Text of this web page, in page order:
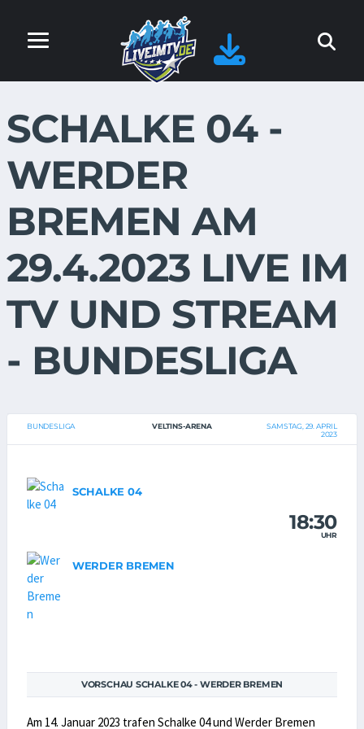
SCHALKE 04 -
WERDER
BREMEN AM
29.4.2023 LIVE IM
TV UND STREAM
- BUNDESLIGA
BUNDESLIGA VELTINS-ARENA
SAMSTAG, 29. APRIL
2023
SCHALKE 04
18:30
UHR
WERDER BREMEN
VORSCHAU SCHALKE 04 - WERDER BREMEN
Am 14. Januar 2023 trafen Schalke 04 und Werder Bremen